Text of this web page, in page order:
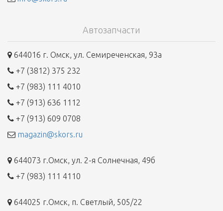
Автозапчасти
644016 г. Омск, ул. Семиреченская, 93а
+7 (3812) 375 232
+7 (983) 111 4010
+7 (913) 636 1112
+7 (913) 609 0708
magazin@skors.ru
644073 г.Омск, ул. 2-я Солнечная, 49б
+7 (983) 111 4110
644025 г.Омск, п. Светлый, 505/22